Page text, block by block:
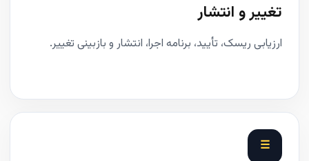
تغییر و انتشار
ارزیابی ریسک، تأیید، برنامه اجرا، انتشار و بازبینی تغییر.
☰